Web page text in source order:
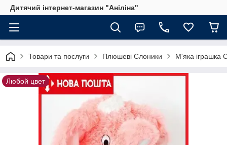
Дитячий інтернет-магазин "Аніліна"
Товари та послуги Плюшеві Слоники М'яка іграшка
Любой цвет